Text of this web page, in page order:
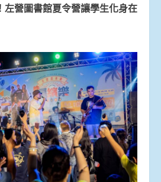
左營圖書館夏令營讓學生化身在